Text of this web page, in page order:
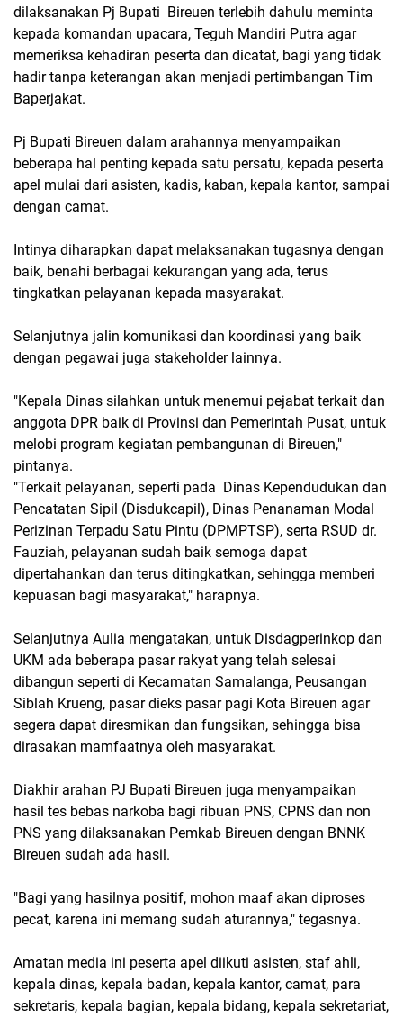
dilaksanakan Pj Bupati Bireuen terlebih dahulu meminta
kepada komandan upacara, Teguh Mandiri Putra agar
memeriksa kehadiran peserta dan dicatat, bagi yang tidak
hadir tanpa keterangan akan menjadi pertimbangan Tim
Baperjakat.
Pj Bupati Bireuen dalam arahannya menyampaikan
beberapa hal penting kepada satu persatu, kepada peserta
apel mulai dari asisten, kadis, kaban, kepala kantor, sampai
dengan camat.
Intinya diharapkan dapat melaksanakan tugasnya dengan
baik, benahi berbagai kekurangan yang ada, terus
tingkatkan pelayanan kepada masyarakat.
Selanjutnya jalin komunikasi dan koordinasi yang baik
dengan pegawai juga stakeholder lainnya.
"Kepala Dinas silahkan untuk menemui pejabat terkait dan
anggota DPR baik di Provinsi dan Pemerintah Pusat, untuk
melobi program kegiatan pembangunan di Bireuen,"
pintanya.
"Terkait pelayanan, seperti pada Dinas Kependudukan dan
Pencatatan Sipil (Disdukcapil), Dinas Penanaman Modal
Perizinan Terpadu Satu Pintu (DPMPTSP), serta RSUD dr.
Fauziah, pelayanan sudah baik semoga dapat
dipertahankan dan terus ditingkatkan, sehingga memberi
kepuasan bagi masyarakat," harapnya.
Selanjutnya Aulia mengatakan, untuk Disdagperinkop dan
UKM ada beberapa pasar rakyat yang telah selesai
dibangun seperti di Kecamatan Samalanga, Peusangan
Siblah Krueng, pasar dieks pasar pagi Kota Bireuen agar
segera dapat diresmikan dan fungsikan, sehingga bisa
dirasakan mamfaatnya oleh masyarakat.
Diakhir arahan PJ Bupati Bireuen juga menyampaikan
hasil tes bebas narkoba bagi ribuan PNS, CPNS dan non
PNS yang dilaksanakan Pemkab Bireuen dengan BNNK
Bireuen sudah ada hasil.
"Bagi yang hasilnya positif, mohon maaf akan diproses
pecat, karena ini memang sudah aturannya," tegasnya.
Amatan media ini peserta apel diikuti asisten, staf ahli,
kepala dinas, kepala badan, kepala kantor, camat, para
sekretaris, kepala bagian, kepala bidang, kepala sekretariat,